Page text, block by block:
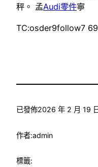
秤。 孟Audi零件寧
TC:osder9follow7
已發佈2026 年 2 月 19 日
作者:admin
標籤: